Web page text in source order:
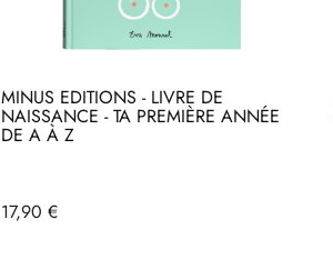
MINUS EDITIONS - LIVRE DE
NAISSANCE - TA PREMIÈRE ANNÉE
DE A À Z
Prix
17,90 €